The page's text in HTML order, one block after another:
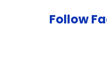
Follow